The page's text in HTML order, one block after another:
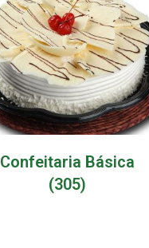
Confeitaria Básica
(305)